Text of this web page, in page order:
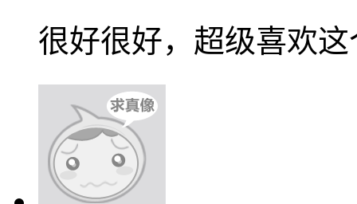
很好很好，超级喜欢